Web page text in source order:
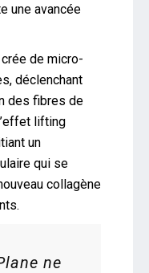
une avancée
de micro-
déclenchant
des fibres de
lifting
un
qui se
collagène
ne